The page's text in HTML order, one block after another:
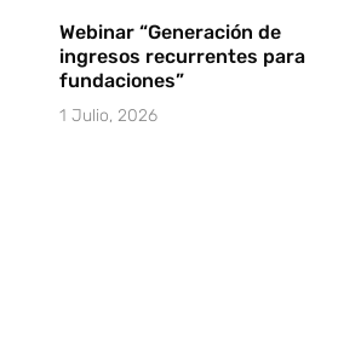
Webinar “Generación de
ingresos recurrentes para
fundaciones”
1 Julio, 2026